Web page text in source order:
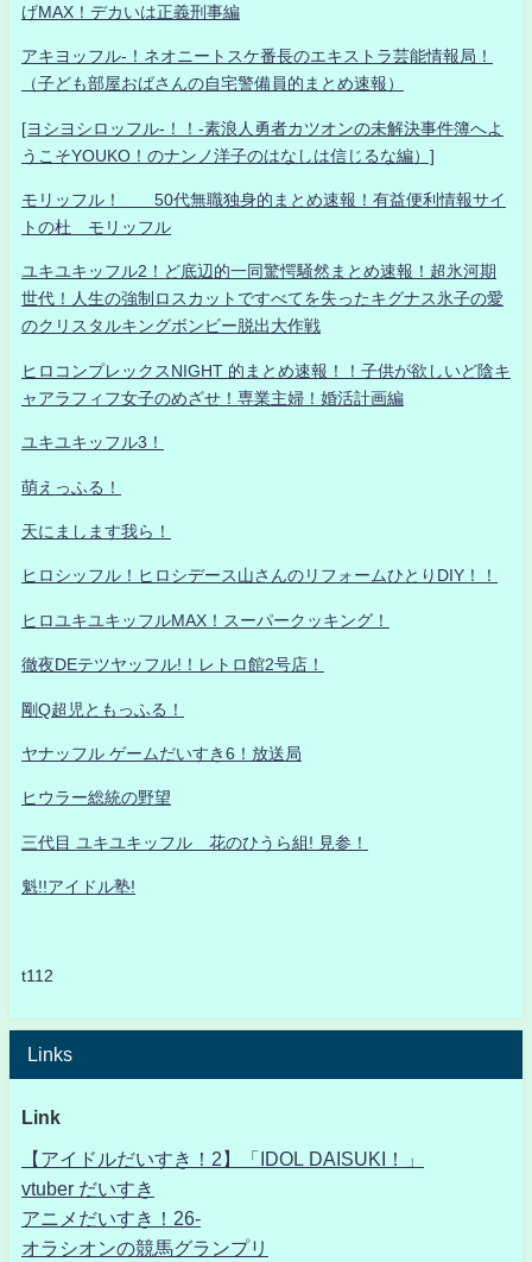
げMAX！デカいは正義刑事編
アキヨッフル-！ネオニートスケ番長のエキストラ芸能情報局！
（子ども部屋おばさんの自宅警備員的まとめ速報）
[ヨシヨシロッフル-！！-素浪人勇者カツオンの未解決事件簿へよ
うこそYOUKO！のナンノ洋子のはなしは信じるな編）]
モリッフル！ 50代無職独身的まとめ速報！有益便利情報サイ
トの杜 モリッフル
ユキユキッフル2！ど底辺的一同驚愕騒然まとめ速報！超氷河期
世代！人生の強制ロスカットですべてを失ったキグナス氷子の愛
のクリスタルキングボンビー脱出大作戦
ヒロコンプレックスNIGHT 的まとめ速報！！子供が欲しいど陰キ
ャアラフィフ女子のめざせ！専業主婦！婚活計画編
ユキユキッフル3！
萌えっふる！
天にまします我ら！
ヒロシッフル！ヒロシデース山さんのリフォームひとりDIY！！
ヒロユキユキッフルMAX！スーパークッキング！
徹夜DEテツヤッフル!！レトロ館2号店！
剛Q超児ともっふる！
ヤナッフル ゲームだいすき6！放送局
ヒウラー総統の野望
三代目 ユキユキッフル 花のひうら組! 見参！
魁!!アイドル塾!
t112
Links
Link
【アイドルだいすき！2】「IDOL DAISUKI！」
vtuber だいすき
アニメだいすき！26-
オラシオンの競馬グランプリ